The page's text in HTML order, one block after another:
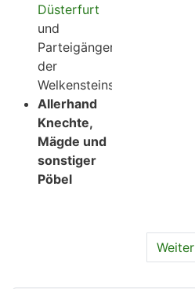
Düsterfurt
und
Parteigängerin
der
Welkensteins
Allerhand
Knechte,
Mägde und
sonstiger
Pöbel
Weiter